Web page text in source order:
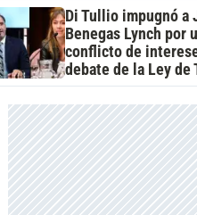
Di Tullio impugnó a
Benegas Lynch por
conflicto de
debate de la Ley de